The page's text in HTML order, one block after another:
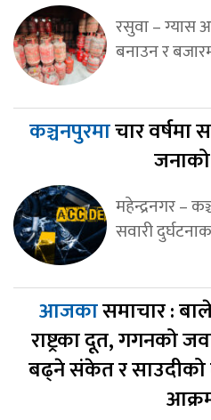
रसुवा – ग्यास
बनाउन र
कञ्चनपुरमाचार वर्षमा
महेन्द्रनगर –
सवारी
आजकासमाचार :
राष्ट्रका दूत, गगनको
बढ्ने संकेत र साउदीको